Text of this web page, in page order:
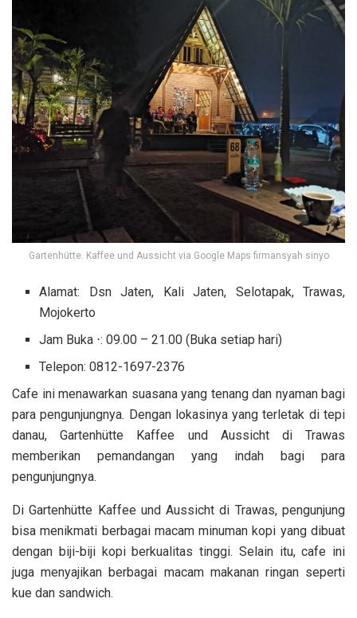
Gartenhütte. Kaffee und Aussicht via Google Maps firmansyah sinyo
Alamat: Dsn Jaten, Kali Jaten, Selotapak, Trawas,
Mojokerto
Jam Buka ⋅: 09.00 – 21.00 (Buka setiap hari)
Telepon:0812-1697-2376
Cafe ini menawarkan suasana yang tenang dan nyaman bagi
para pengunjungnya. Dengan lokasinya yang terletak di tepi
danau, Gartenhütte Kaffee und Aussicht di Trawas
memberikan pemandangan yang indah bagi para
pengunjungnya.
Di Gartenhütte Kaffee und Aussicht di Trawas, pengunjung
bisa menikmati berbagai macam minuman kopi yang dibuat
dengan biji-biji kopi berkualitas tinggi. Selain itu, cafe ini
juga menyajikan berbagai macam makanan ringan seperti
kue dan sandwich.